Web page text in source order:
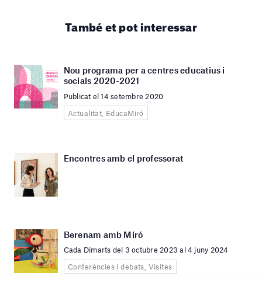
També et pot interessar
Nou programa per a centres educatius i
socials 2020-2021
Publicat el 14 setembre 2020
Actualitat, EducaMiró
Encontres amb el professorat
Berenam amb Miró
Cada Dimarts del 3 octubre 2023 al 4 juny 2024
Conferències i debats, Visites